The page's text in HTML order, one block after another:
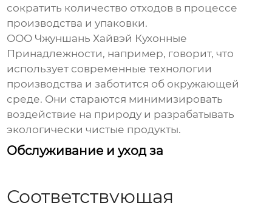
сократить количество отходов в процессе
производства и упаковки.
ООО Чжуншань Хайвэй Кухонные
Принадлежности, например, говорит, что
использует современные технологии
производства и заботится об окружающей
среде. Они стараются минимизировать
воздействие на природу и разрабатывать
экологически чистые продукты.
Обслуживание и уход за
Соответствующая